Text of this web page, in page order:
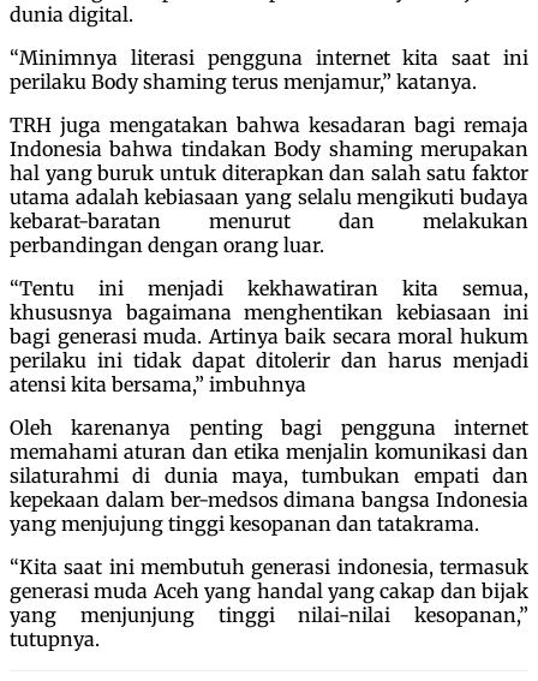
dunia digital.
“Minimnya literasi pengguna internet kita saat ini
perilaku Body shaming terus menjamur,” katanya.
TRH juga mengatakan bahwa kesadaran bagi remaja
Indonesia bahwa tindakan Body shaming merupakan
hal yang buruk untuk diterapkan dan salah satu faktor
utama adalah kebiasaan yang selalu mengikuti budaya
kebarat-baratan menurut dan melakukan
perbandingan dengan orang luar.
“Tentu ini menjadi kekhawatiran kita semua,
khususnya bagaimana menghentikan kebiasaan ini
bagi generasi muda. Artinya baik secara moral hukum
perilaku ini tidak dapat ditolerir dan harus menjadi
atensi kita bersama,” imbuhnya
Oleh karenanya penting bagi pengguna internet
memahami aturan dan etika menjalin komunikasi dan
silaturahmi di dunia maya, tumbukan empati dan
kepekaan dalam ber-medsos dimana bangsa Indonesia
yang menjujung tinggi kesopanan dan tatakrama.
“Kita saat ini membutuh generasi indonesia, termasuk
generasi muda Aceh yang handal yang cakap dan bijak
yang menjunjung tinggi nilai-nilai kesopanan,”
tutupnya.